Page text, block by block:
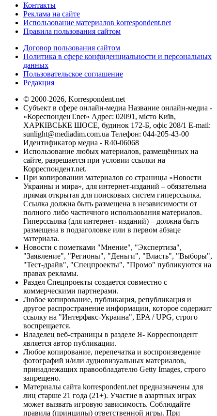
Контакты
Реклама на сайте
Использование материалов korrespondent.net
Правила пользования сайтом
Договор пользования сайтом
Политика в сфере конфиденциальности и персональных
данных
Пользовательское соглашение
Редакция
© 2000-2026, Korrespondent.net
Субъект в сфере онлайн-медиа Название онлайн-медиа -
«КореспонденТ.net» Адрес: 02091, місто Київ,
ХАРКІВСЬКЕ ШОСЕ, будинок 172-Б, офіс 208/1 E-mail:
sunlight@mediadim.com.ua Телефон: 044-205-43-00
Идентификатор медиа - R40-06068
Использование любых материалов, размещённых на
сайте, разрешается при условии ссылки на
Корреспондент.net.
При копировании материалов со страницы «Новости
Украины и мира», для интернет-изданий – обязательна
прямая открытая для поисковых систем гиперссылка.
Ссылка должна быть размещена в независимости от
полного либо частичного использования материалов.
Гиперссылка (для интернет- изданий) – должна быть
размещена в подзаголовке или в первом абзаце
материала.
Новости с пометками "Мнение", "Экспертиза",
"Заявление", "Регионы", "Деньги", "Власть", "Выборы",
"Тест-драйв", "Спецпроекты", "Промо" публикуются на
правах рекламы.
Раздел Спецпроекты создается совместно с
коммерческими партнерами.
Любое копирование, публикация, републикация и
другое распространение информации, которое содержит
ссылку на "Интерфакс-Украина", EPA / UPG, строго
воспрещается.
Владелец веб-страницы в разделе Я- Корреспондент
является автор публикации.
Любое копирование, перепечатка и воспроизведение
фотографий и/или аудиовизуальных материалов,
принадлежащих правообладателю Getty Images, строго
запрещено.
Материалы сайта korrespondent.net предназначены для
лиц старше 21 года (21+). Участие в азартных играх
может вызвать игровую зависимость. Соблюдайте
правила (принципы) ответственной игры. При